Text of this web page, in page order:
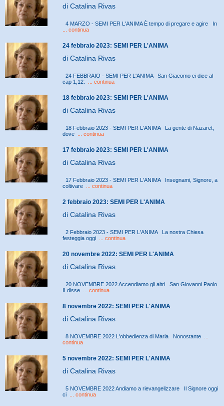
di Catalina Rivas
4 MARZO - SEMI PER L'ANIMA È tempo di pregare e agire In
... continua
24 febbraio 2023: SEMI PER L'ANIMA
di Catalina Rivas
24 FEBBRAIO - SEMI PER L'ANIMA San Giacomo ci dice al
cap 1,12:
... continua
18 febbraio 2023: SEMI PER L'ANIMA
di Catalina Rivas
18 Febbraio 2023 - SEMI PER L'ANIMA La gente di Nazaret,
dove
... continua
17 febbraio 2023: SEMI PER L'ANIMA
di Catalina Rivas
17 Febbraio 2023 - SEMI PER L'ANIMA Insegnami, Signore, a
coltivare
... continua
2 febbraio 2023: SEMI PER L'ANIMA
di Catalina Rivas
2 Febbraio 2023 - SEMI PER L'ANIMA La nostra Chiesa
festeggia oggi
... continua
20 novembre 2022: SEMI PER L'ANIMA
di Catalina Rivas
20 NOVEMBRE 2022 Accendiamo gli altri San Giovanni Paolo
II disse
... continua
8 novembre 2022: SEMI PER L'ANIMA
di Catalina Rivas
8 NOVEMBRE 2022 L'obbedienza di Maria Nonostante
continua
5 novembre 2022: SEMI PER L'ANIMA
di Catalina Rivas
5 NOVEMBRE 2022 Andiamo a rievangelizzare Il Signore oggi
ci
... continua